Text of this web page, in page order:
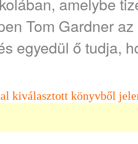
Tom Gardner
egyedül ő tudja,
kiválasztott könyvből